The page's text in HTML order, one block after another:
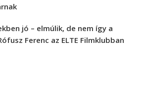
jó – elmúlik, de nem így a
Ferenc az ELTE Filmklubban